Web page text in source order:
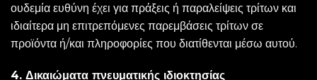
ουδεμία ευθύνη έχει για πράξεις ή παραλείψεις τρίτων και
ιδιαίτερα μη επιτρεπόμενες παρεμβάσεις τρίτων σε
προϊόντα ή/και πληροφορίες που διατίθενται μέσω αυτού.
4. Δικαιώματα πνευματικής ιδιοκτησίας